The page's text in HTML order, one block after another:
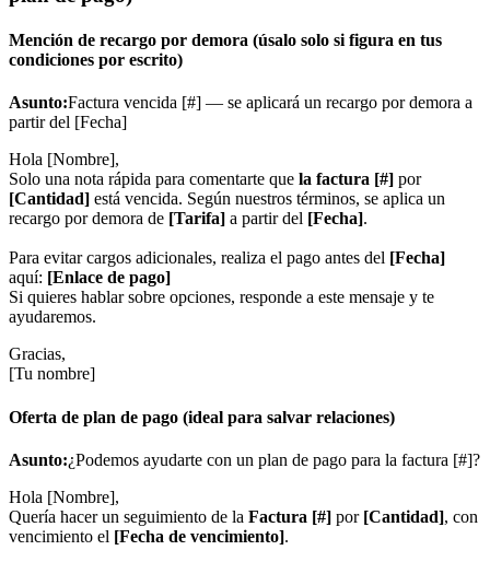
Mención de recargo por demora (úsalo solo si figura en tus
condiciones por escrito)
Asunto:Factura vencida [#] — se aplicará un recargo por demora a
partir del [Fecha]
Hola [Nombre],
Solo una nota rápida para comentarte que la factura [#] por
[Cantidad] está vencida. Según nuestros términos, se aplica un
recargo por demora de [Tarifa] a partir del [Fecha].
Para evitar cargos adicionales, realiza el pago antes del [Fecha]
aquí: [Enlace de pago]
Si quieres hablar sobre opciones, responde a este mensaje y te
ayudaremos.
Gracias,
[Tu nombre]
Oferta de plan de pago (ideal para salvar relaciones)
Asunto:¿Podemos ayudarte con un plan de pago para la factura [#]?
Hola [Nombre],
Quería hacer un seguimiento de la Factura [#] por [Cantidad], con
vencimiento el [Fecha de vencimiento].